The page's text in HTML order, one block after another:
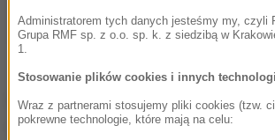
Źródło: RMF24/PAP
Tagi:
Administratorem tych danych jesteśmy my, czyli
Grupa RMF sp. z o.o. sp. k. z siedzibą w
1.
Stosowanie plików cookies i innych
Wraz z partnerami stosujemy pliki cookies (tzw.
pokrewne technologie, które mają na celu: